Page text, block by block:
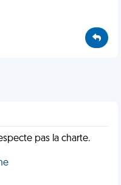
pas la charte.